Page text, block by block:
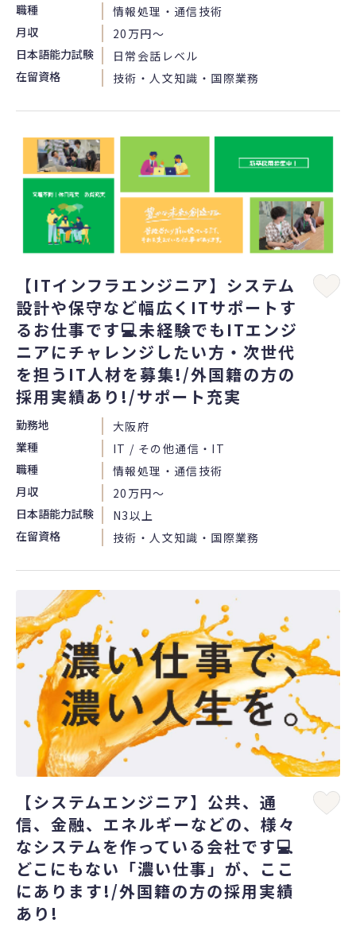
職種
情報処理・通信技術
月収
20万円〜
日本語能力試験
日常会話レベル
在留資格
技術・人文知識・国際業務
【ITインフラエンジニア】システム
設計や保守など幅広くITサポートす
るお仕事です💻未経験でもITエンジ
ニアにチャレンジしたい方・次世代
を担うIT人材を募集!/外国籍の方の
採用実績あり!/サポート充実
勤務地
大阪府
業種
IT / その他通信・IT
職種
情報処理・通信技術
月収
20万円〜
日本語能力試験
N3以上
在留資格
技術・人文知識・国際業務
【システムエンジニア】公共、通
信、金融、エネルギーなどの、様々
なシステムを作っている会社です💻
どこにもない「濃い仕事」が、ここ
にあります!/外国籍の方の採用実績
あり!